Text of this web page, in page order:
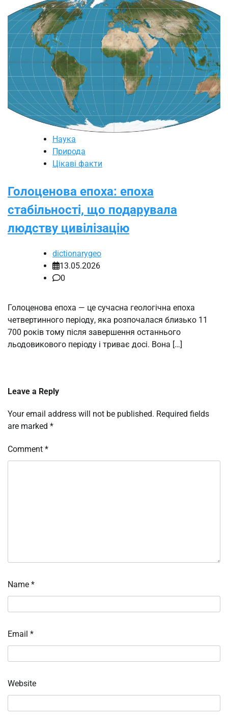
Наука
Природа
Цікаві факти
Голоценова епоха: епоха
стабільності, що подарувала
людству цивілізацію
dictionarygeo
13.05.2026
0
Голоценова епоха — це сучасна геологічна епоха
четвертинного періоду, яка розпочалася близько 11
700 років тому після завершення останнього
льодовикового періоду і триває досі. Вона […]
Leave a Reply
Your email address will not be published. Required fields
are marked *
Comment *
Name *
Email *
Website